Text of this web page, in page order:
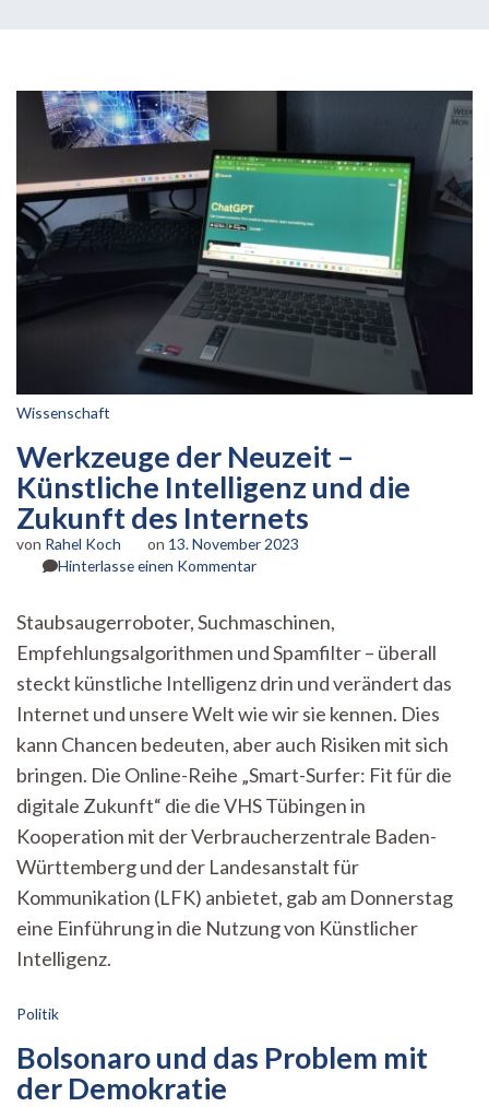
Wissenschaft
Werkzeuge der Neuzeit –
Künstliche Intelligenz und die
Zukunft des Internets
von Rahel Koch on 13. November 2023
Hinterlasse einen Kommentarzu
Neuzeit
–
Künstliche
Intelligenz
und
die
des
Internets
Staubsaugerroboter, Suchmaschinen,
Empfehlungsalgorithmen und Spamfilter – überall
steckt künstliche Intelligenz drin und verändert das
Internet und unsere Welt wie wir sie kennen. Dies
kann Chancen bedeuten, aber auch Risiken mit sich
bringen. Die Online-Reihe „Smart-Surfer: Fit für die
digitale Zukunft“ die die VHS Tübingen in
Kooperation mit der Verbraucherzentrale Baden-
Württemberg und der Landesanstalt für
Kommunikation (LFK) anbietet, gab am Donnerstag
eine Einführung in die Nutzung von Künstlicher
Intelligenz.
Politik
Bolsonaro und das Problem mit
der Demokratie